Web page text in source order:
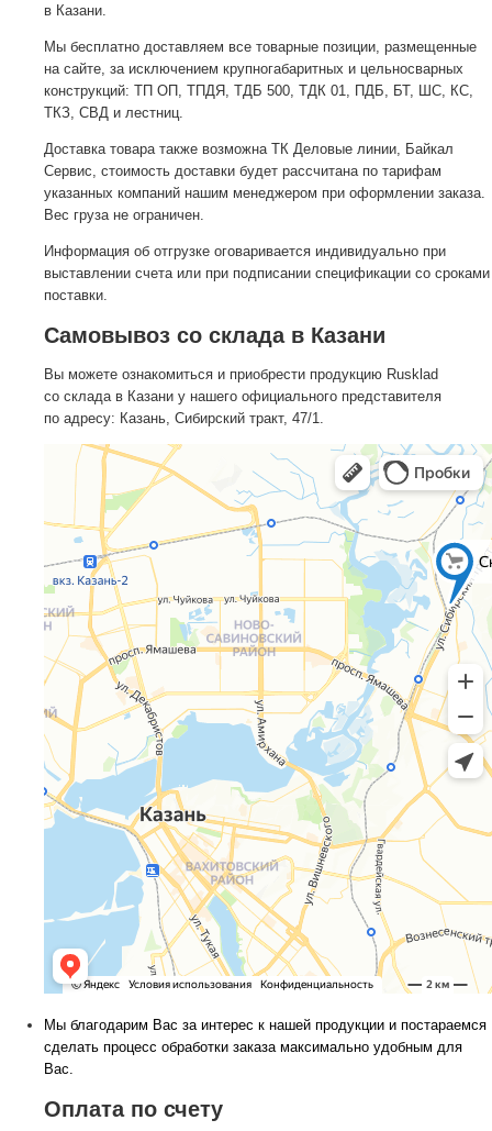
в Казани.
Мы бесплатно доставляем все товарные позиции, размещенные
на сайте, за исключением крупногабаритных и цельносварных
конструкций: ТП ОП, ТПДЯ, ТДБ 500, ТДК 01, ПДБ, БТ, ШС, КС,
ТКЗ, СВД и лестниц.
Доставка товара также возможна ТК Деловые линии, Байкал
Сервис, стоимость доставки будет рассчитана по тарифам
указанных компаний нашим менеджером при оформлении заказа.
Вес груза не ограничен.
Информация об отгрузке оговаривается индивидуально при
выставлении счета или при подписании спецификации со сроками
поставки.
Самовывоз со склада в Казани
Вы можете ознакомиться и приобрести продукцию Rusklad
со склада в Казани у нашего официального представителя
по адресу: Казань, Сибирский тракт, 47/1.
Мы благодарим Вас за интерес к нашей продукции и постараемся
сделать процесс обработки заказа максимально удобным для
Вас.
Оплата по счету